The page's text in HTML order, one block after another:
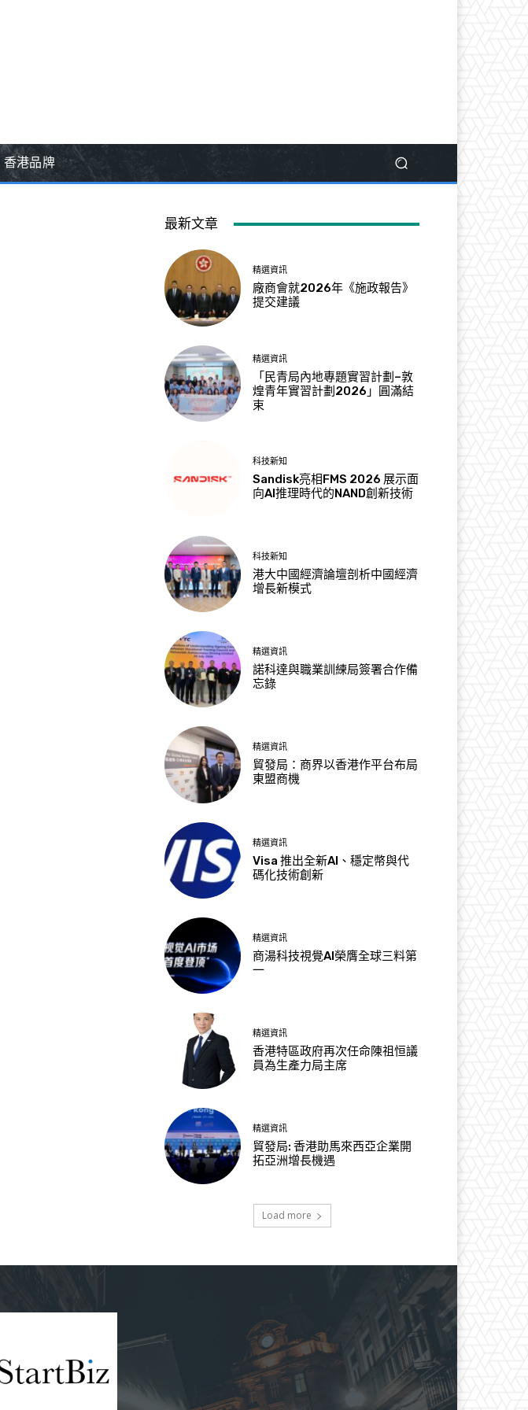
香港品牌
最新文章
精選資訊
廠商會就2026年《施政報告》
提交建議
精選資訊
「民青局內地專題實習計劃–敦
煌青年實習計劃2026」圓滿結
束
科技新知
Sandisk亮相FMS 2026 展示面
向AI推理時代的NAND創新技術
科技新知
港大中國經濟論壇剖析中國經濟
增長新模式
精選資訊
諾科達與職業訓練局簽署合作備
忘錄
精選資訊
貿發局：商界以香港作平台布局
東盟商機
精選資訊
Visa 推出全新AI、穩定幣與代
碼化技術創新
精選資訊
商湯科技視覺AI榮膺全球三料第
一
精選資訊
香港特區政府再次任命陳祖恒議
員為生產力局主席
精選資訊
貿發局: 香港助馬來西亞企業開
拓亞洲增長機遇
Load more